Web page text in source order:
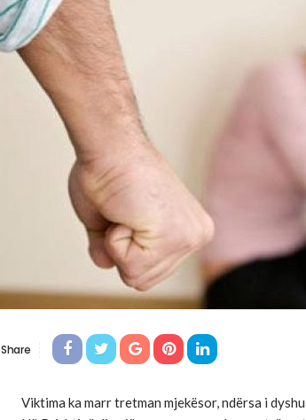
Share
Viktima ka marr tretman mjekësor, ndërsa i